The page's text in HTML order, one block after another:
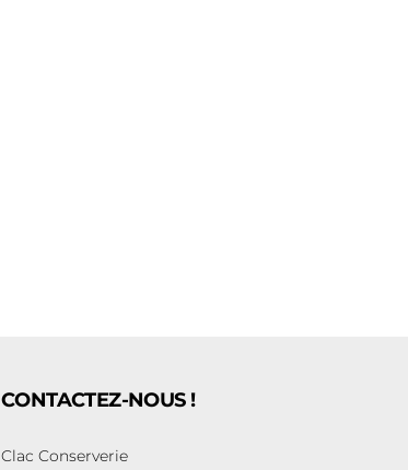
CONTACTEZ-NOUS !
Clac Conserverie